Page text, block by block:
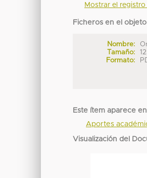
Mostrar el
Ficheros en el objeto
Nombre:
Tamaño:
Formato:
Este ítem aparece
Aportes
Visualización del